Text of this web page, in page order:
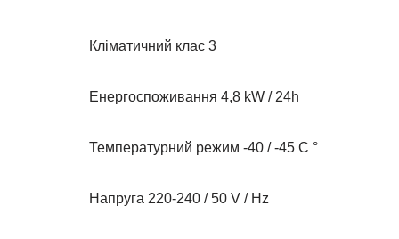
Кліматичний клас 3
Енергоспоживання 4,8 kW / 24h
Температурний режим -40 / -45 C °
Напруга 220-240 / 50 V / Hz